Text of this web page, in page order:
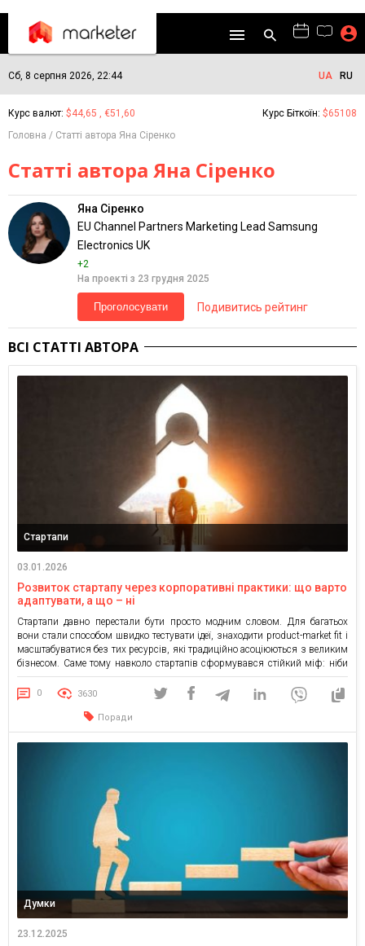
Сб, 8 серпня 2026, 22:44 UA RU
Курс валют: $44,65 , €51,60 Курс Біткоїн: $65108
Головна
Статті автора Яна Сіренко
Статті автора Яна Сіренко
Яна Сіренко
EU Channel Partners Marketing Lead Samsung
Electronics UK
+2
На проекті з 23 грудня 2025
Проголосувати Подивитись рейтинг
ВСІ СТАТТІ АВТОРА
Стартапи
03.01.2026
Розвиток стартапу через корпоративні практики: що варто
адаптувати, а що – ні
Стартапи давно перестали бути просто модним словом. Для багатьох
вони стали способом швидко тестувати ідеї, знаходити product-market fit і
масштабуватися без тих ресурсів, які традиційно асоціюються з великим
бізнесом. Саме тому навколо стартапів сформувався стійкий міф: ніби
розвиток стартапу та управління великою компанією – це дві
принципово різні реальності, які майже не перетинаються. Я теж довгий
[…]
0 3630
Поради
Думки
23.12.2025